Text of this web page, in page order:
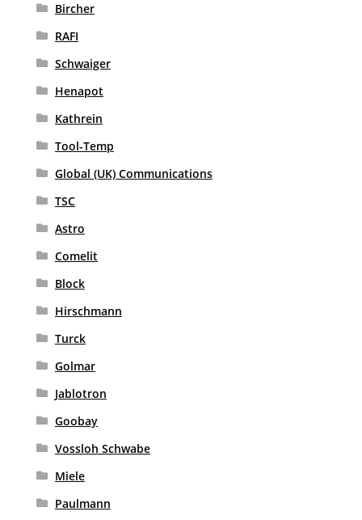
Bircher
RAFI
Schwaiger
Henapot
Kathrein
Tool-Temp
Global (UK) Communications
TSC
Astro
Comelit
Block
Hirschmann
Turck
Golmar
Jablotron
Goobay
Vossloh Schwabe
Miele
Paulmann